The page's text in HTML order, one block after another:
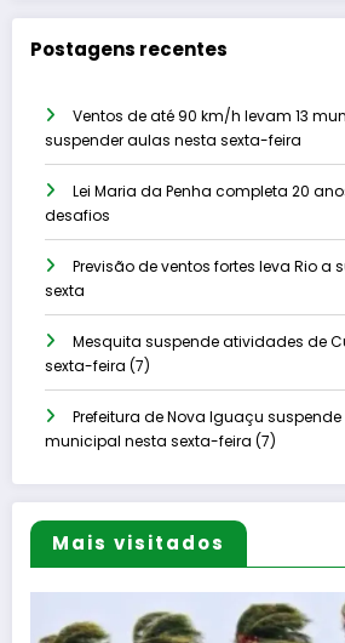
Postagens recentes
Ventos de até 90 km/h levam 13
suspender aulas nesta sexta-feira
Lei Maria da Penha completa 20
desafios
Previsão de ventos fortes leva Rio a
sexta
Mesquita suspende atividades de
sexta-feira (7)
Prefeitura de Nova Iguaçu
municipal nesta sexta-feira (7)
Mais visitados